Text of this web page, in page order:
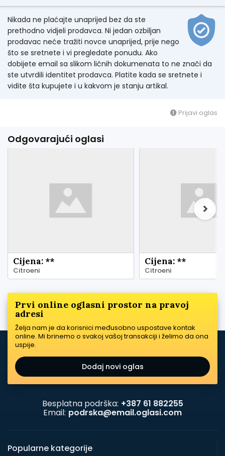
Nikada ne plaćajte unaprijed bez da ste
prethodno vidjeli prodavca. Ni jedan ozbiljan
prodavac neće tražiti novce unaprijed, prije nego
što se sretnete i vi pregledate ponudu. Ako
dobijete email sa slikom ličnih dokumenata to ne znači da
ste utvrdili identitet prodavca. Platite kada se sretnete i
vidite šta kupujete i u kakvom je stanju artikal.
Prijavi oglas
Odgovarajući oglasi
Cijena: **
Citroeni
Cijena: **
Citroeni
Prvi online oglasni prostor na pravoj
adresi
Želja nam je da korisnici međusobno uspostave kontak
online. Mi brinemo o svakoj vašoj transakciji i želimo da ona
uspije.
Dodaj novi oglas
Besplatna podrška: +387 61 882255
Email: podrska@email.oglasi.com
Popularne kategorije